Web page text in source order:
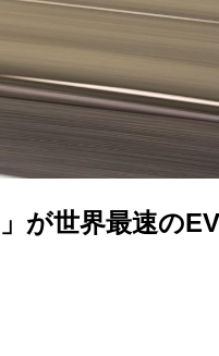
が世界最速の